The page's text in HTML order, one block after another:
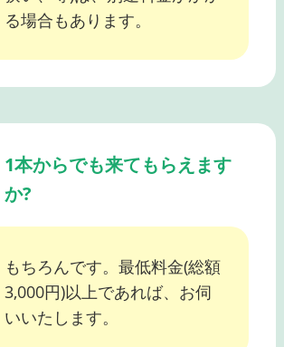
る場合もあります。
1本からでも来てもらえます
か?
もちろんです。最低料金(総額
3,000円)以上であれば、お伺
いいたします。